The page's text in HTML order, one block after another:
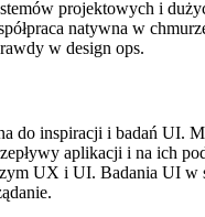
projektowych i
natywna w
w design ops.
do inspiracji i badań UI.
aplikacji i na ich
UX i UI. Badania UI w